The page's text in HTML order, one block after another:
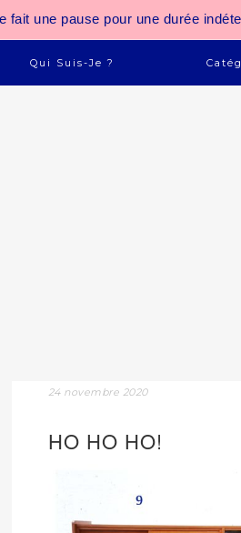
fait une pause pour une durée
Qui Suis-Je ?
24 novembre 2020
HO HO HO!